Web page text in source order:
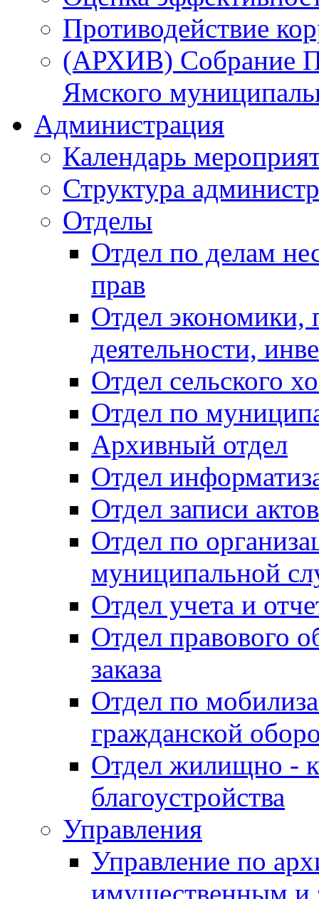
Противодействие
(АРХИВ) Собрание
Ямского
Администрация
Календарь
Структура
Отделы
Отдел по делам
прав
Отдел экономики,
деятельности,
Отдел сельского
Отдел по
Архивный отдел
Отдел
Отдел записи
Отдел по
муниципальной
Отдел учета и
Отдел правового
заказа
Отдел по
гражданской
Отдел жилищно -
благоустройства
Управления
Управление по